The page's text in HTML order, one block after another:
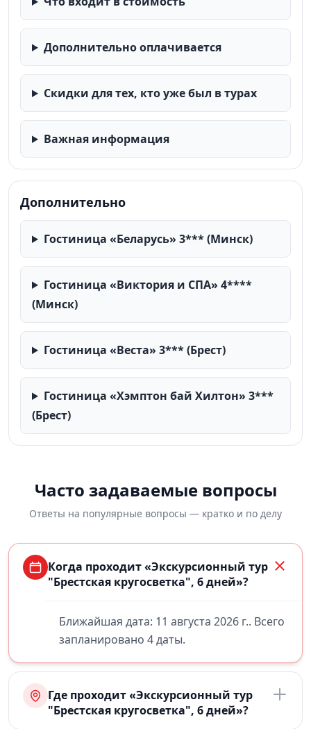
Дополнительно оплачивается
Скидки для тех, кто уже был в турах
Важная информация
Дополнительно
Гостиница «Беларусь» 3*** (Минск)
Гостиница «Виктория и СПА» 4****
(Минск)
Гостиница «Веста» 3*** (Брест)
Гостиница «Хэмптон бай Хилтон» 3***
(Брест)
Часто задаваемые вопросы
Ответы на популярные вопросы — кратко и по делу
Когда проходит «Экскурсионный тур
"Брестская кругосветка", 6 дней»?
Ближайшая дата: 11 августа 2026 г.. Всего
запланировано 4 даты.
Где проходит «Экскурсионный тур
"Брестская кругосветка", 6 дней»?